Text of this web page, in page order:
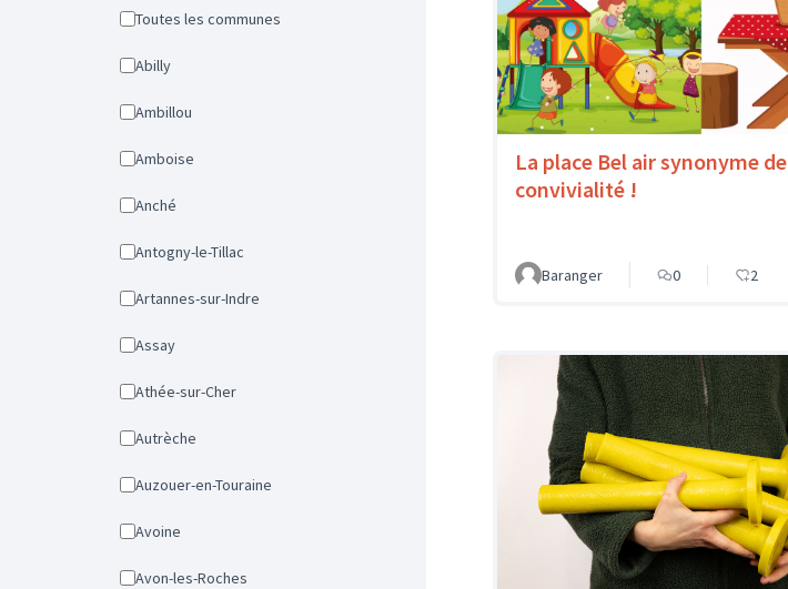
Toutes les communes
Abilly
Ambillou
Amboise
Anché
Antogny-le-Tillac
Artannes-sur-Indre
Assay
Athée-sur-Cher
Autrèche
Auzouer-en-Touraine
Avoine
Avon-les-Roches
La place Bel air synonyme de
convivialité !
Baranger 0 2